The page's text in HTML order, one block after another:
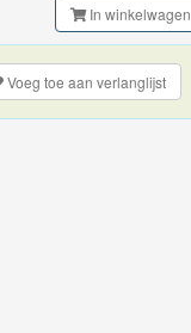
In winkelwagen
Voeg toe aan verlanglijst